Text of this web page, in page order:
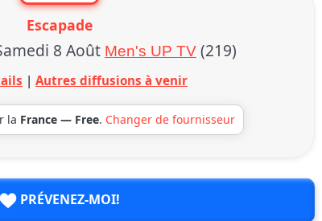
Escapade
8 Août Men's UP TV (219)
| Autres diffusions à venir
la France — Free. Changer de fournisseur
PRÉVENEZ-MOI!